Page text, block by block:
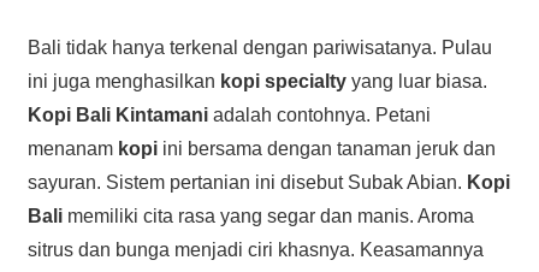
Bali tidak hanya terkenal dengan pariwisatanya. Pulau
ini juga menghasilkan kopi specialtyyang luar biasa.
Kopi Bali Kintamaniadalah contohnya. Petani
menanam kopiini bersama dengan tanaman jeruk dan
sayuran. Sistem pertanian ini disebut Subak Abian. Kopi
Balimemiliki cita rasa yang segar dan manis. Aroma
sitrus dan bunga menjadi ciri khasnya. Keasamannya